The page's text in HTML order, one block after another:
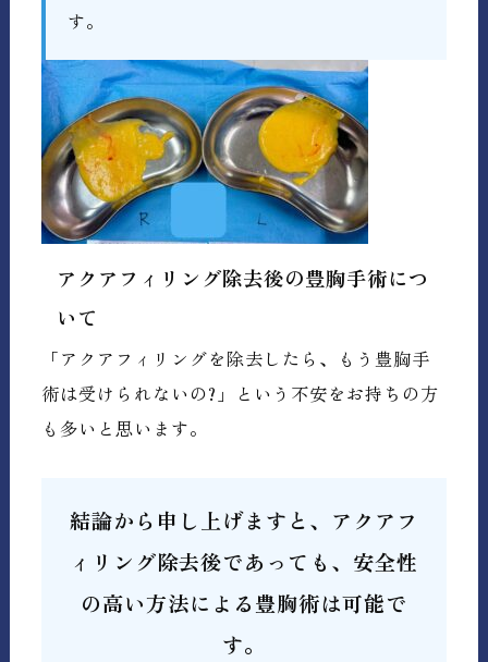
す。
アクアフィリング除去後の豊胸手術につ
いて
「アクアフィリングを除去したら、もう豊胸手
術は受けられないの?」という不安をお持ちの方
も多いと思います。
結論から申し上げますと、アクアフ
ィリング除去後であっても、安全性
の高い方法による豊胸術は可能で
す。